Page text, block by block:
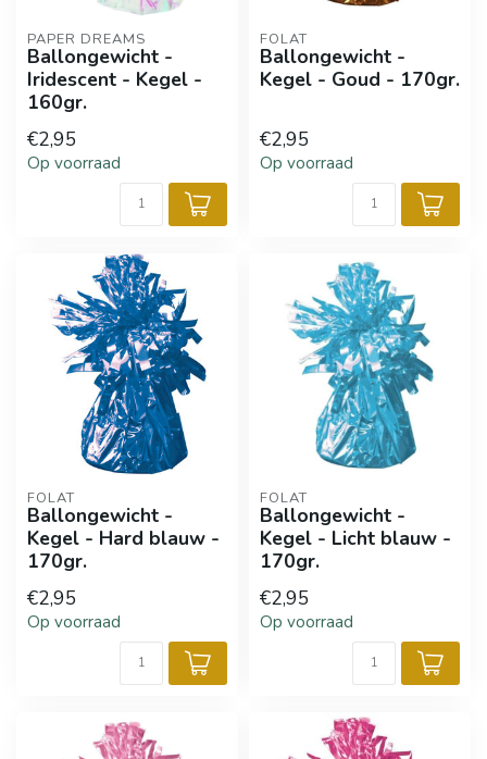
PAPER DREAMS
Ballongewicht -
Iridescent - Kegel -
160gr.
€2,95
Op voorraad
FOLAT
Ballongewicht -
Kegel - Goud - 170gr.
€2,95
Op voorraad
FOLAT
Ballongewicht -
Kegel - Hard blauw -
170gr.
€2,95
Op voorraad
FOLAT
Ballongewicht -
Kegel - Licht blauw -
170gr.
€2,95
Op voorraad